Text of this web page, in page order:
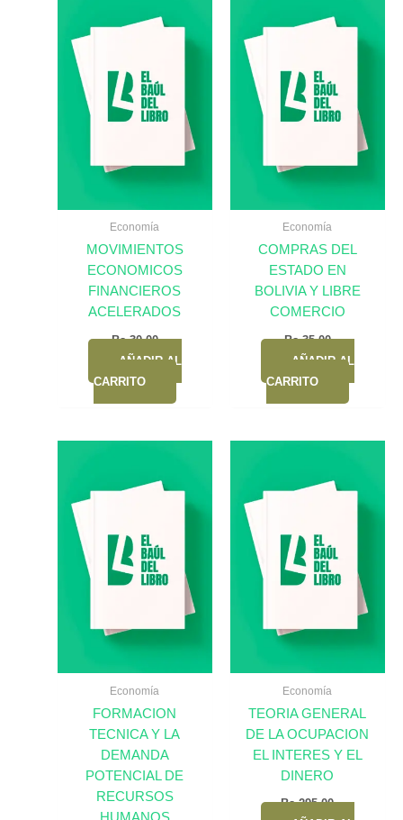
Economía
MOVIMIENTOS
ECONOMICOS
FINANCIEROS
ACELERADOS
Bs.30,00
AÑADIR AL
CARRITO
Economía
COMPRAS DEL
ESTADO EN
BOLIVIA Y LIBRE
COMERCIO
Bs.35,00
AÑADIR AL
CARRITO
Economía
FORMACION
TECNICA Y LA
DEMANDA
POTENCIAL DE
RECURSOS
HUMANOS
Economía
TEORIA GENERAL
DE LA OCUPACION
EL INTERES Y EL
DINERO
Bs.295,00